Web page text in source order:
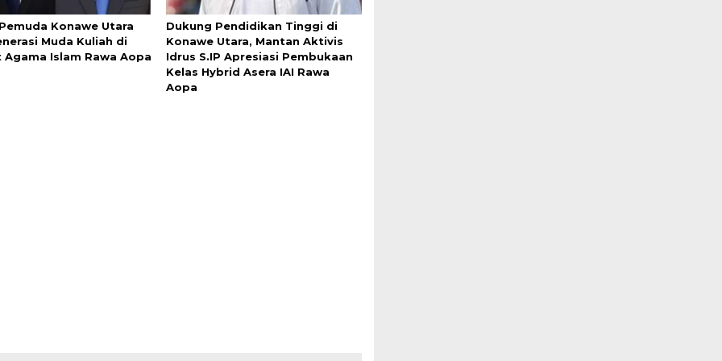
Konawe Utara
Muda Kuliah di
Islam Rawa Aopa
Dukung Pendidikan Tinggi di
Konawe Utara, Mantan Aktivis
Idrus S.IP Apresiasi Pembukaan
Kelas Hybrid Asera IAI Rawa
Aopa